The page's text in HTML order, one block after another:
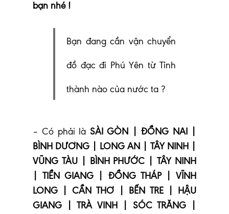
bạn nhé !
Bạn đang cần vận chuyển
đồ đạc đi Phú Yên từ Tỉnh
thành nào của nước ta ?
– Có phải là SÀI GÒN | ĐỒNG NAI |
BÌNH DƯƠNG | LONG AN | TÂY NINH |
VŨNG TÀU | BÌNH PHƯỚC | TÂY NINH
| TIỀN GIANG | ĐỒNG THÁP | VĨNH
LONG | CẦN THƠ | BẾN TRE | HẬU
GIANG | TRÀ VINH | SÓC TRĂNG |